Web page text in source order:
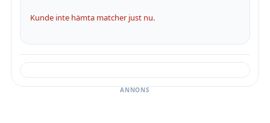
Kunde inte hämta matcher just nu.
ANNONS